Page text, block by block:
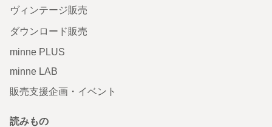
ヴィンテージ販売
ダウンロード販売
minne PLUS
minne LAB
販売支援企画・イベント
読みもの